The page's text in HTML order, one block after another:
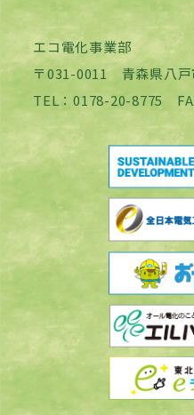
エコ電化事業部
〒031-0011 青森県八戸
TEL：0178-20-8775